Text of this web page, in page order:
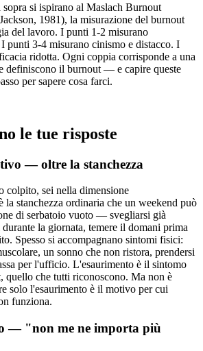
si ispirano al Maslach Burnout
1981), la misurazione del burnout
del lavoro. I punti 1-2 misurano
punti 3-4 misurano cinismo e distacco. I
ridotta. Ogni coppia corrisponde a una
definiscono il burnout — e capire queste
per sapere cosa farci.
le tue risposte
— oltre la stanchezza
colpito, sei nella dimensione
la stanchezza ordinaria che un weekend può
di serbatoio vuoto — svegliarsi già
la giornata, temere il domani prima
Spesso si accompagnano sintomi fisici:
un sonno che non ristora, prendersi
per l'ufficio. L'esaurimento è il sintomo
quello che tutti riconoscono. Ma non è
solo l'esaurimento è il motivo per cui
funziona.
— "non me ne importa più